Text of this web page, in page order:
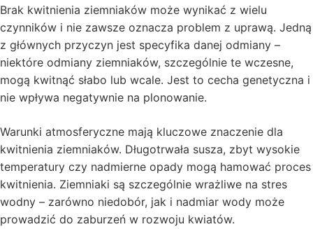
Brak kwitnienia ziemniaków może wynikać z wielu
czynników i nie zawsze oznacza problem z uprawą. Jedną
z głównych przyczyn jest specyfika danej odmiany –
niektóre odmiany ziemniaków, szczególnie te wczesne,
mogą kwitnąć słabo lub wcale. Jest to cecha genetyczna i
nie wpływa negatywnie na plonowanie.
Warunki atmosferyczne mają kluczowe znaczenie dla
kwitnienia ziemniaków. Długotrwała susza, zbyt wysokie
temperatury czy nadmierne opady mogą hamować proces
kwitnienia. Ziemniaki są szczególnie wrażliwe na stres
wodny – zarówno niedobór, jak i nadmiar wody może
prowadzić do zaburzeń w rozwoju kwiatów.